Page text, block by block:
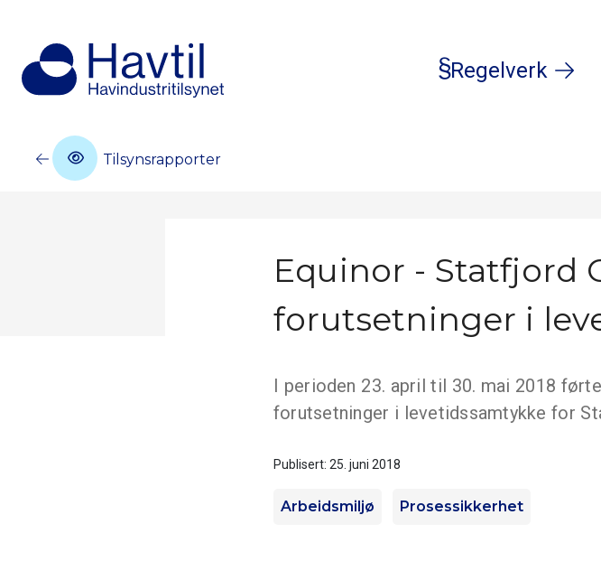
Regelverk
Tilsynsrapporter
Equinor - Statfjord
forutsetninger i
I perioden 23. april til 30. mai 2018
forutsetninger i levetidssamtykke for
Publisert: 25. juni 2018
Arbeidsmiljø Prosessikkerhet